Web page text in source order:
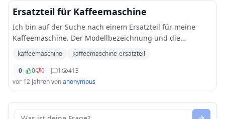
Ersatzteil für Kaffeemaschine
Ich bin auf der Suche nach einem Ersatzteil für meine
Kaffeemaschine. Der Modellbezeichnung und die
Bezeichnung für das Ersatzteil sind bekannt. Leider finde
kaffeemaschine
kaffeemaschine-ersatzteil
0| 0 0 1
413
vor 12 Jahrenvonanonymous